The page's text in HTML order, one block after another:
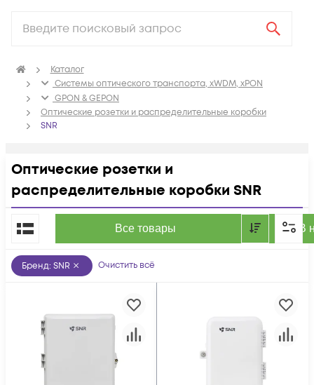
Каталог
Системы оптического транспорта, xWDM, xPON
GPON & GEPON
Оптические розетки и распределительные коробки
SNR
Оптические розетки и
распределительные коробки SNR
Все товары В
По популярности
Бренд: SNR Очистить всё